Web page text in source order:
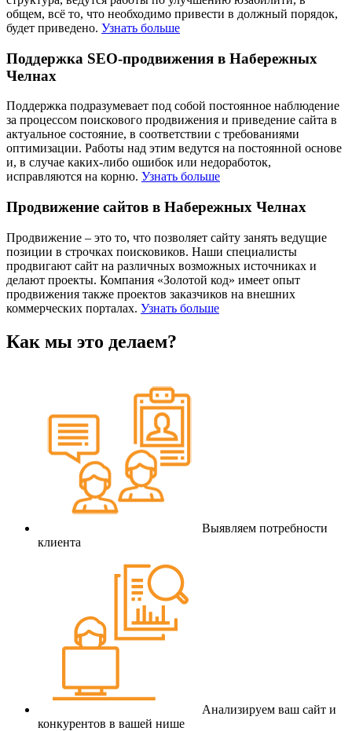
общем, всё то, что необходимо привести в должный порядок,
будет приведено. Узнать больше
Поддержка SEO-продвижения в Набережных
Челнах
Поддержка подразумевает под собой постоянное наблюдение
за процессом поискового продвижения и приведение сайта в
актуальное состояние, в соответствии с требованиями
оптимизации. Работы над этим ведутся на постоянной основе
и, в случае каких-либо ошибок или недоработок,
исправляются на корню. Узнать больше
Продвижение сайтов в Набережных Челнах
Продвижение – это то, что позволяет сайту занять ведущие
позиции в строчках поисковиков. Наши специалисты
продвигают сайт на различных возможных источниках и
делают проекты. Компания «Золотой код» имеет опыт
продвижения также проектов заказчиков на внешних
коммерческих порталах. Узнать больше
Как мы это делаем?
Выявляем потребности
клиента
Анализируем ваш сайт и
конкурентов в вашей нише